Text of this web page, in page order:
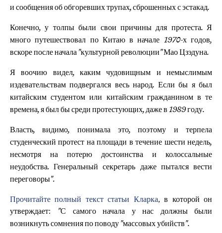
и сообщения об обгоревших трупах, сброшенных с эстакад.
Конечно, у толпы были свои причины для протеста. Я
много путешествовал по Китаю в начале 1970-х годов,
вскоре после начала "культурной революции" Мао Цзэдуна.
Я воочию видел, каким чудовищным и немыслимым
издевательствам подвергался весь народ. Если бы я был
китайским студентом или китайским гражданином в те
времена, я был бы среди протестующих, даже в 1989 году.
Власть, видимо, понимала это, поэтому и терпела
студенческий протест на площади в течение шести недель,
несмотря на потерю достоинства и колоссальные
неудобства. Генеральный секретарь даже пытался вести
переговоры".
Прочитайте полный текст статьи Кларка, в которой он
утверждает:
"С самого начала у нас должны были
возникнуть сомнения по поводу "массовых убийств".